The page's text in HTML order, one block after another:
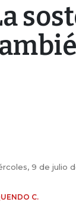
9 de julio
C.